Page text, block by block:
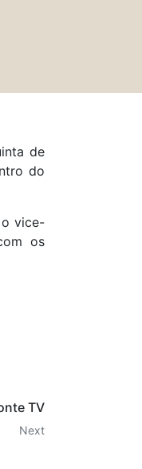
de
do
o vice-
os
TV
Next